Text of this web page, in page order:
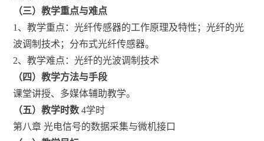
（三）教学重点与难点
1、教学重点：光纤传感器的工作原理及特性；光纤的光
波调制技术；分布式光纤传感器。
2、教学难点：光纤的光波调制技术
（四）教学方法与手段
课堂讲授、多媒体辅助教学。
（五）教学时数4学时
第八章 光电信号的数据采集与微机接口